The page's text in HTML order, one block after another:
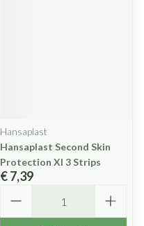
Hansaplast
Hansaplast Second Skin
Protection Xl 3 Strips
€ 7,39